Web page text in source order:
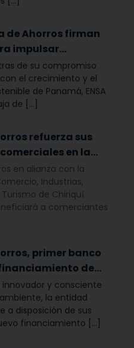
de Ahorros firman
impulsar
de
de su compromiso
el crecimiento y el
de Panamá, ENSA
de [...]
refuerza sus
en la
en alianza con la
Industrias,
de Chiriquí
a comerciantes
primer banco
de
y consciente
la entidad
a disposición de sus
financiamiento [...]